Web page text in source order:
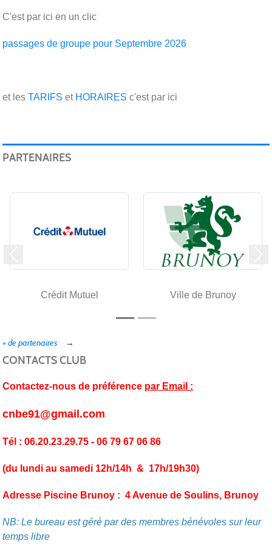
C'est par ici en un clic
passages de groupe pour Septembre 2026
et les TARIFS et HORAIRES c'est par ici
PARTENAIRES
Crédit Mutuel Ville de Brunoy
+ de partenaires
CONTACTS CLUB
Contactez-nous de préférence par Email :
cnbe91@gmail.com
Tél : 06.20.23.29.75 - 06 79 67 06 86
(du lundi au samedi 12h/14h & 17h/19h30)
Adresse Piscine Brunoy : 4 Avenue de Soulins, Brunoy
NB: Le bureau est géré par des membres bénévoles sur leur
temps libre